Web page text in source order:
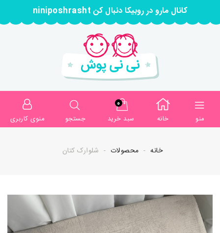
کانال مارو در روبیکا دنبال کن niniposhrasht
منو خانه
0
سبد خرید
جستجو منوی کاربری
خانه محصولات شلوارک کتان